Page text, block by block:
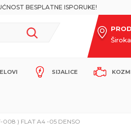
BESPLATNE ISPORUKE!
SIJALICE
008 ) FLAT A4 -05 DENSO